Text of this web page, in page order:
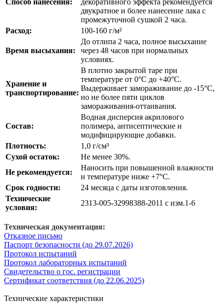
двукратное и более нанесение лака с
промежуточной сушкой 2 часа.
Расход:
100-160 г/м²
Время высыхания:
До отлипа 2 часа, полное высыхание
через 48 часов при нормальных
условиях.
Хранение и
транспортирование:
В плотно закрытой таре при
температуре от 0°С до +40°С.
Выдерживает замораживание до -15°С,
но не более пяти циклов
замораживания-оттаивания.
Состав:
Водная дисперсия акрилового
полимера, антисептические и
модифицирующие добавки.
Плотность:
1,0 г/см³
Сухой остаток:
Не менее 30%.
Не рекомендуется:
Наносить при повышенной влажности
и температуре ниже +7°С.
Срок годности:
24 месяца с даты изготовления.
Технические
условия:
2313-005-32998388-2011 с изм.1-6
Техническая документация:
Отказное письмо
Паспорт безопасности (до 29.07.2026)
Протокол испытаний
Протокол лабораторных испытаний
Свидетельство о гос. регистрации
Сертификат соответствия (до 22.06.2025)
Технические характеристики